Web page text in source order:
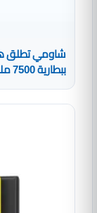
ببطارية 7500 مللي ...